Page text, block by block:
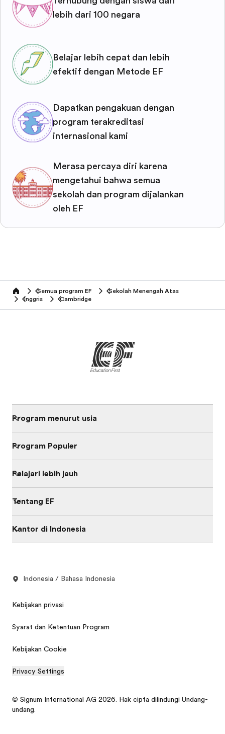
lebih dari 100 negara
Belajar lebih cepat dan lebih
efektif dengan Metode EF
Dapatkan pengakuan dengan
program terakreditasi
internasional kami
Merasa percaya diri karena
mengetahui bahwa semua
sekolah dan program dijalankan
oleh EF
home Semua program EF
Sekolah Menengah Atas
Inggris
Cambridge
Program menurut usia
Program Populer
Pelajari lebih jauh
Tentang EF
Kantor di Indonesia
Indonesia / Bahasa Indonesia
Kebijakan privasi
Syarat dan Ketentuan Program
Kebijakan Cookie
Privacy Settings
© Signum International AG 2026. Hak cipta dilindungi Undang-
undang.